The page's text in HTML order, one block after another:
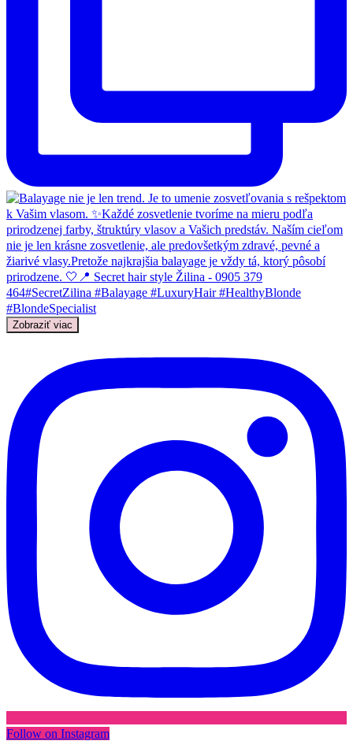
Zobraziť viac
Follow on Instagram